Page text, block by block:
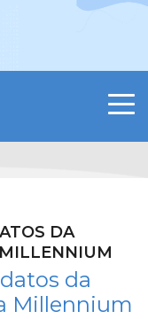
DA
da
Millennium